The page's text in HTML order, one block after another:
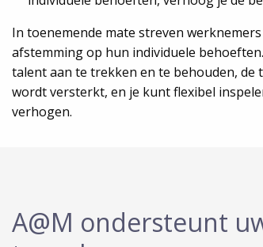
In toenemende mate streven
afstemming op hun individuele
talent aan te trekken en te behouden,
wordt versterkt, en je kunt flexibel
verhogen.
A@M ondersteunt